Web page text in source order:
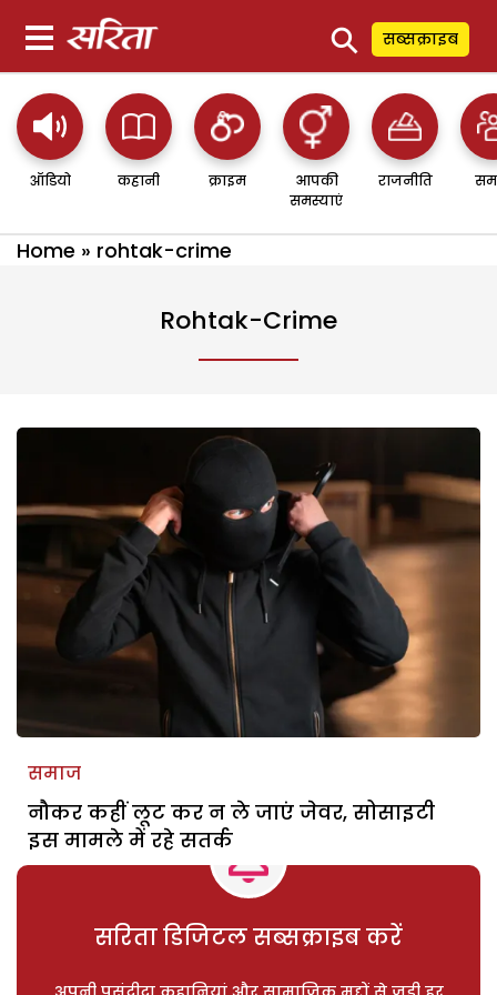
⚲ सब्सक्राइब
ऑडियो कहानी क्राइम
आपकी
समस्याएं
राजनीति
Home » rohtak-crime
Rohtak-Crime
समाज
नौकर कहीं लूट कर न ले जाएं जेवर, सोसाइटी
इस मामले में रहे सतर्क
सरिता डिजिटल सब्सक्राइब करें